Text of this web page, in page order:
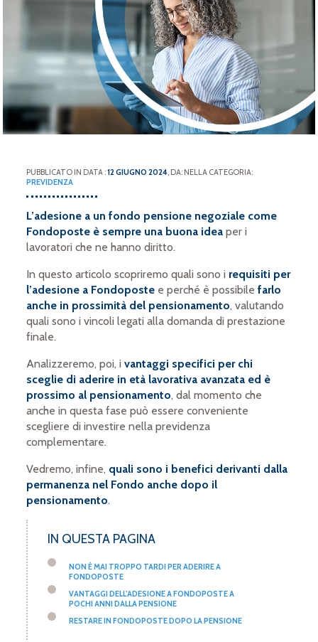
PUBBLICATO IN DATA :12 GIUGNO 2024, DA: NELLA CATEGORIA:
PREVIDENZA
L’adesione a un fondo pensione negoziale come
Fondoposte è sempre una buona idea per i
lavoratori che ne hanno diritto.
In questo articolo scopriremo quali sono i requisiti per
l’adesione a Fondoposte e perché è possibilefarlo
anche in prossimità del pensionamento, valutando
quali sono i vincoli legati alla domanda di prestazione
finale.
Analizzeremo, poi, i vantaggi specifici per chi
sceglie di aderire in età lavorativa avanzata ed è
prossimo al pensionamento, dal momento che
anche in questa fase può essere conveniente
scegliere di investire nella previdenza
complementare.
Vedremo, infine, quali sono i benefici derivanti dalla
permanenza nel Fondo anche dopo il
pensionamento.
IN QUESTA PAGINA
NON È MAI TROPPO TARDI PER ADERIRE A
FONDOPOSTE
VANTAGGI DELL’ADESIONE A FONDOPOSTE A
POCHI ANNI DALLA PENSIONE
RESTARE IN FONDOPOSTE DOPO LA PENSIONE